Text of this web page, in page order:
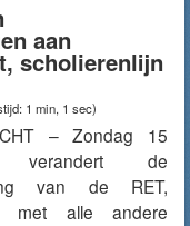
aan
scholierenlijn
1 min, 1 sec)
– Zondag 15
verandert de
van de RET,
met alle andere